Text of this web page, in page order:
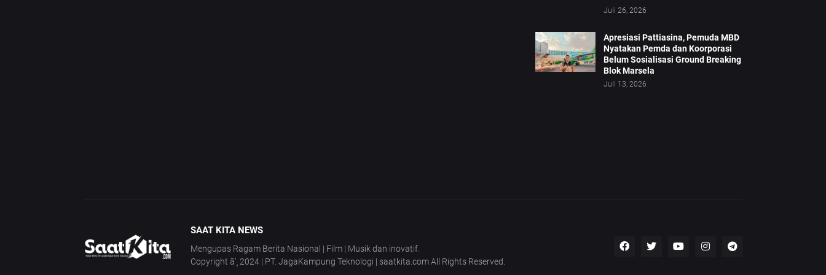
Juli 26, 2026
Apresiasi Pattiasina, Pemuda MBD
Nyatakan Pemda dan Koorporasi
Belum Sosialisasi Ground Breaking
Blok Marsela
Juli 13, 2026
SAAT KITA NEWS
Mengupas Ragam Berita Nasional | Film | Musik dan inovatif.
Copyright â’¸ 2024 | PT. JagaKampung Teknologi | saatkita.com All Rights Reserved.